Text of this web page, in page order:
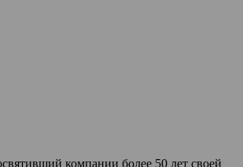
компании более 50 лет своей